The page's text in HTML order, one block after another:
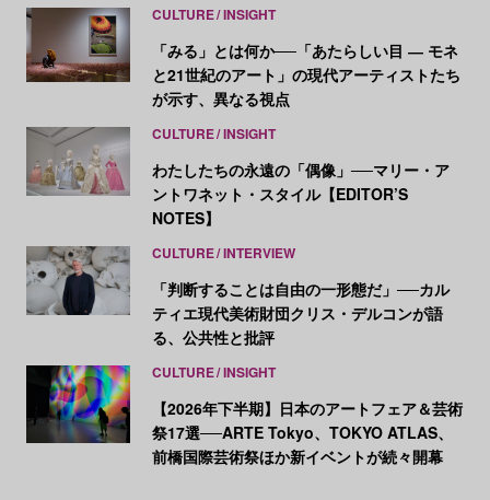
CULTURE INSIGHT
「みる」とは何か──「あたらしい目 ― モネ
と21世紀のアート」の現代アーティストたち
が示す、異なる視点
CULTURE INSIGHT
わたしたちの永遠の「偶像」──マリー・ア
ントワネット・スタイル【EDITOR’S
NOTES】
CULTURE INTERVIEW
「判断することは自由の一形態だ」──カル
ティエ現代美術財団クリス・デルコンが語
る、公共性と批評
CULTURE INSIGHT
【2026年下半期】日本のアートフェア＆芸術
祭17選──ARTE Tokyo、TOKYO ATLAS、
前橋国際芸術祭ほか新イベントが続々開幕